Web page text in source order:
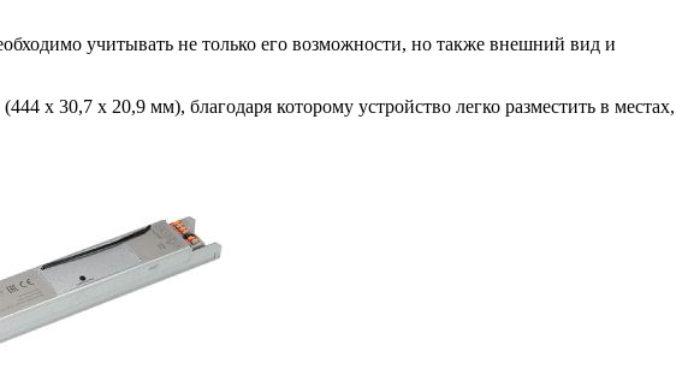
учитывать не только его возможности, но также внешний вид и
x 30,7 x 20,9 мм), благодаря которому устройство легко разместить в местах,